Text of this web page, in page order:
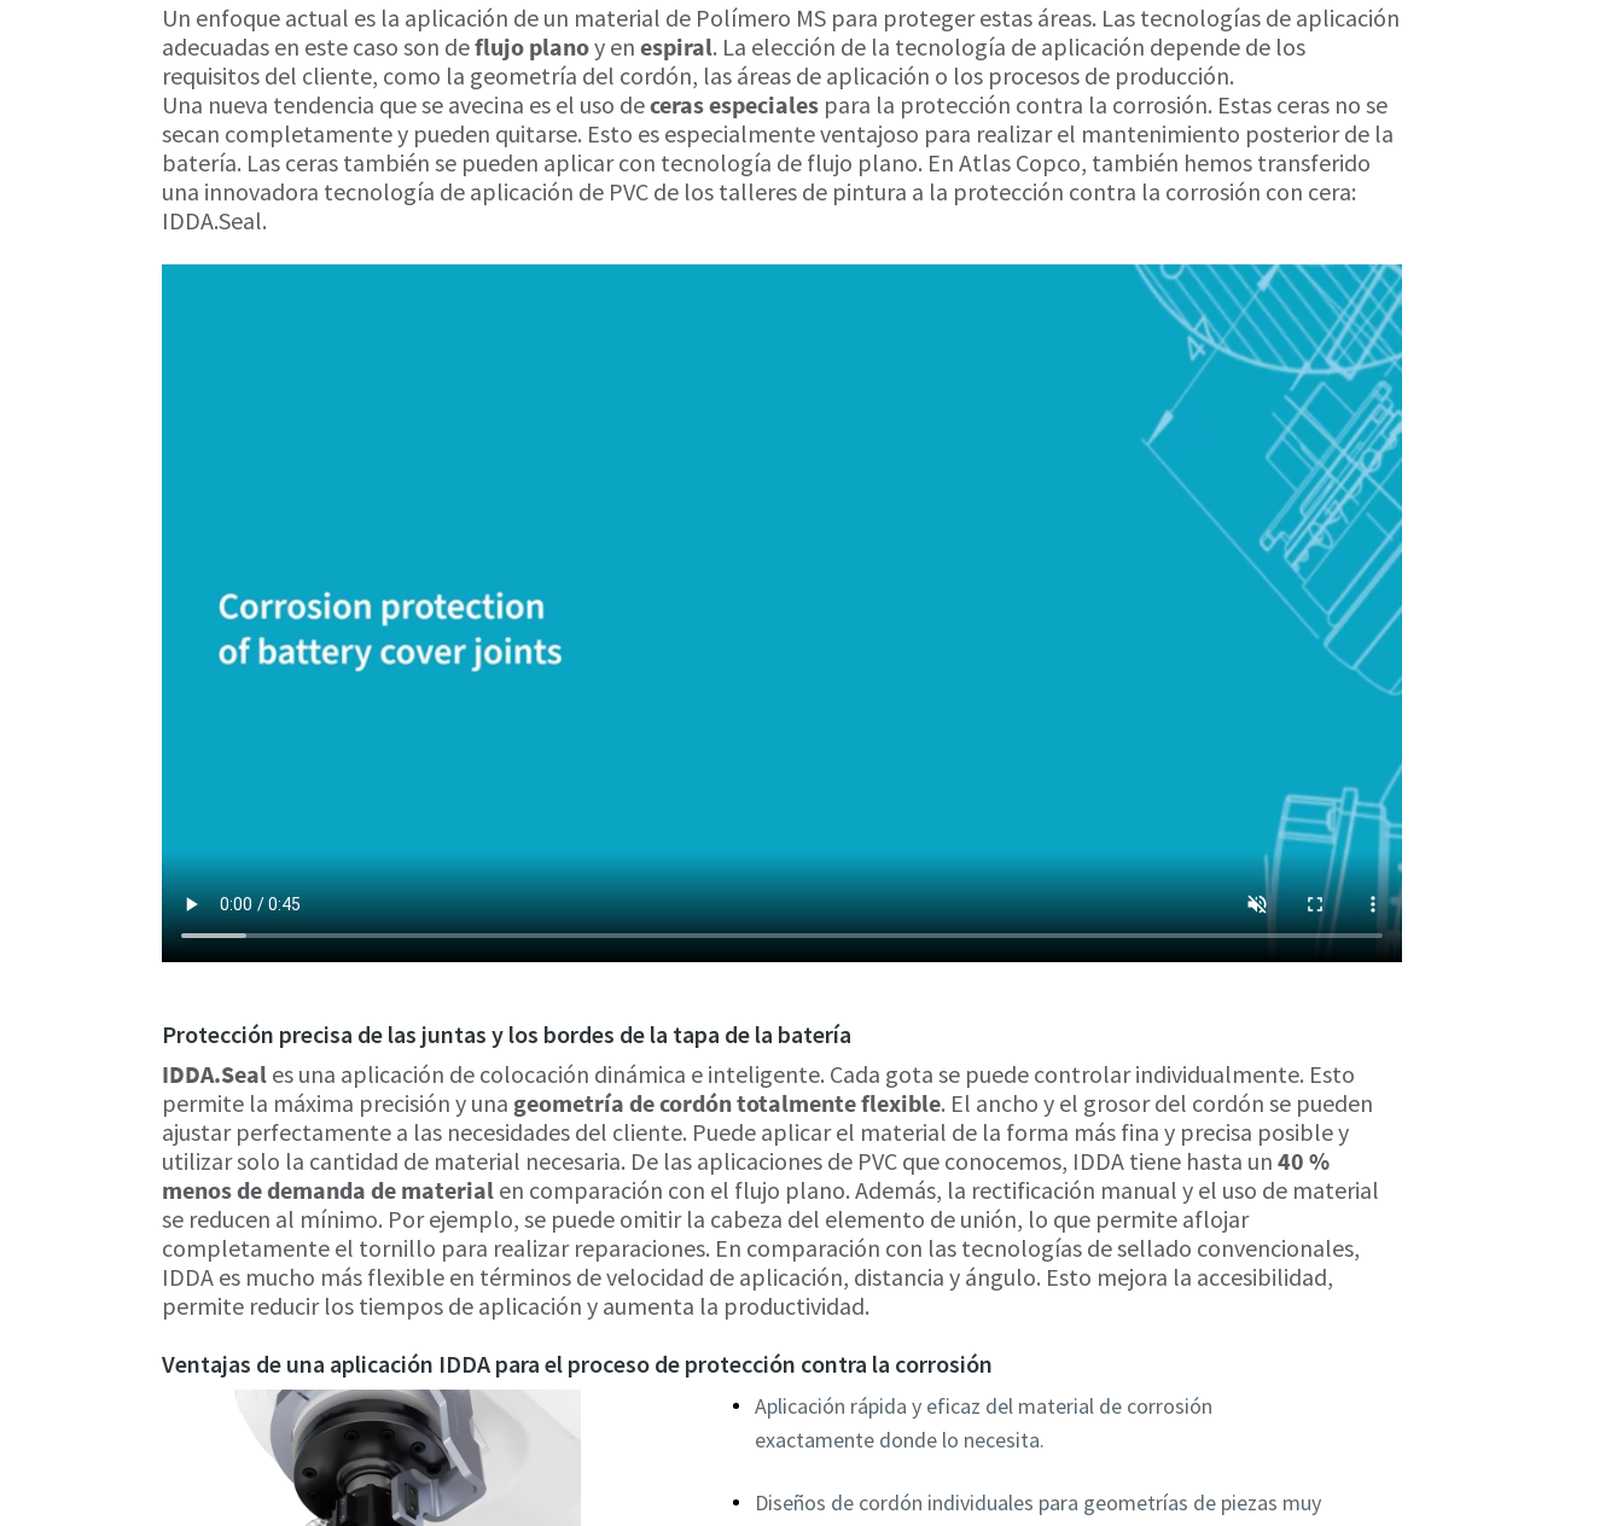
Un enfoque actual es la aplicación de un material de Polímero MS para proteger estas áreas. Las tecnologías de aplicación
adecuadas en este caso son deflujo planoy en espiral. La elección de la tecnología de aplicación depende de los
requisitos del cliente, como la geometría del cordón, las áreas de aplicación o los procesos de producción.
Una nueva tendencia que se avecina es el uso deceras especiales para la protección contra la corrosión. Estas ceras no se
secan completamente y pueden quitarse. Esto es especialmente ventajoso para realizar el mantenimiento posterior de la
batería. Las ceras también se pueden aplicar con tecnología de flujo plano. En Atlas Copco, también hemos transferido
una innovadora tecnología de aplicación de PVC de los talleres de pintura a la protección contra la corrosión con cera:
IDDA.Seal.
Protección precisa de las juntas y los bordes de la tapa de la batería
IDDA.Seal es una aplicación de colocación dinámica e inteligente. Cada gota se puede controlar individualmente. Esto
permite la máxima precisión y una geometría de cordón totalmente flexible. El ancho y el grosor del cordón se pueden
ajustar perfectamente a las necesidades del cliente. Puede aplicar el material de la forma más fina y precisa posible y
utilizar solo la cantidad de material necesaria. De las aplicaciones de PVC que conocemos, IDDA tiene hasta un 40 %
menos de demanda de material en comparación con el flujo plano. Además, la rectificación manual y el uso de material
se reducen al mínimo. Por ejemplo, se puede omitir la cabeza del elemento de unión, lo que permite aflojar
completamente el tornillo para realizar reparaciones. En comparación con las tecnologías de sellado convencionales,
IDDA es mucho más flexible en términos de velocidad de aplicación, distancia y ángulo. Esto mejora la accesibilidad,
permite reducir los tiempos de aplicación y aumenta la productividad.
Ventajas de una aplicación IDDA para el proceso de protección contra la corrosión
Aplicación rápida y eficaz del material de corrosión
exactamente donde lo necesita.
Diseños de cordón individuales para geometrías de piezas muy